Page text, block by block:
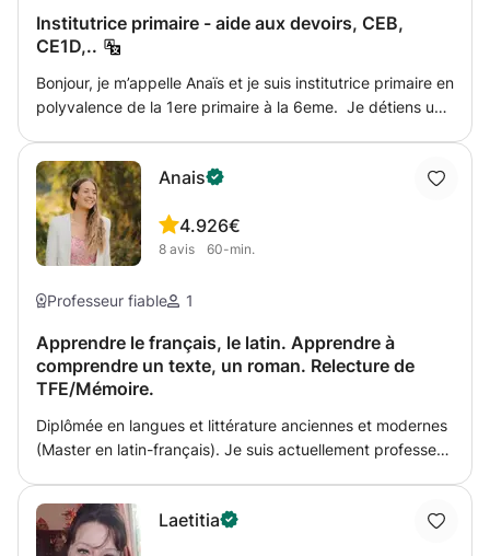
Institutrice primaire - aide aux devoirs, CEB,
CE1D,..
Bonjour, je m’appelle Anaïs et je suis institutrice primaire en
polyvalence de la 1ere primaire à la 6eme. Je détiens une
mon travail de fin d’études sur la dyspraxie et le TDA/H.
Je suis donc à l’aise avec le sujet. J’espère à bientôt.
Anais
4.9
8 avis
26€
60-min.
Professeur fiable 1
Apprendre le français, le latin. Apprendre à
comprendre un texte, un roman. Relecture de
TFE/Mémoire.
Diplômée en langues et littérature anciennes et modernes
(Master en latin-français). Je suis actuellement professeur
branches qui me tiennent à cœur et pour lesquelles je me
suis spécialisée. Je suis prête à prendre le temps qu'il
Laetitia